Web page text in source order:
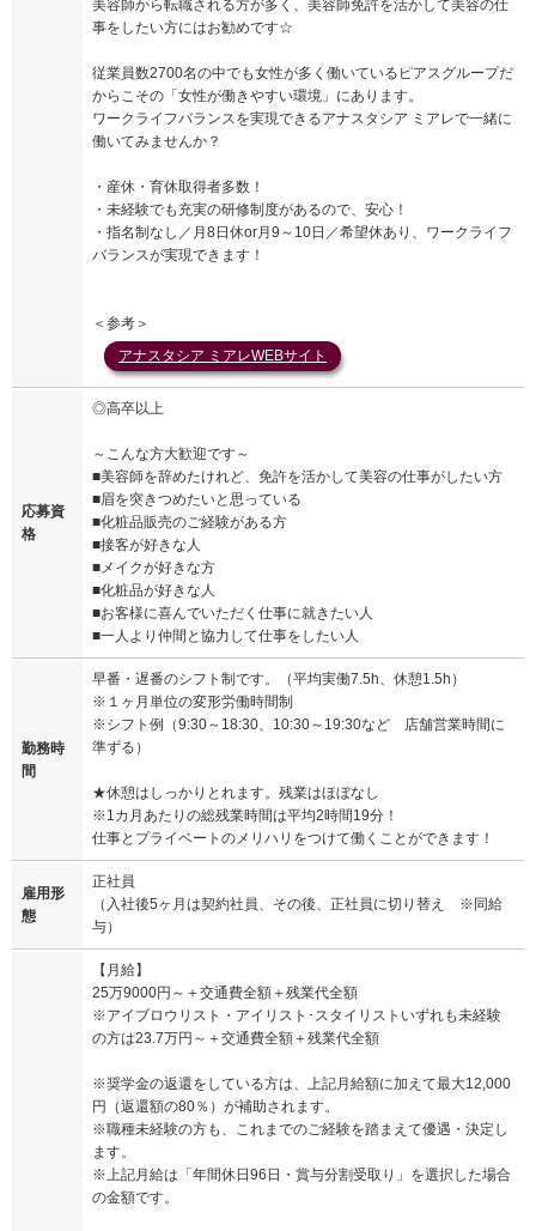
美容師から転職される方が多く、美容師免許を活かして美容の仕
事をしたい方にはお勧めです☆
従業員数2700名の中でも女性が多く働いているピアスグループだ
からこその「女性が働きやすい環境」にあります。
ワークライフバランスを実現できるアナスタシア ミアレで一緒に
働いてみませんか？
・産休・育休取得者多数！
・未経験でも充実の研修制度があるので、安心！
・指名制なし／月8日休or月9～10日／希望休あり、ワークライフ
バランスが実現できます！
＜参考＞
アナスタシア ミアレWEBサイト
応募資
格
◎高卒以上
～こんな方大歓迎です～
■美容師を辞めたけれど、免許を活かして美容の仕事がしたい方
■眉を突きつめたいと思っている
■化粧品販売のご経験がある方
■接客が好きな人
■メイクが好きな方
■化粧品が好きな人
■お客様に喜んでいただく仕事に就きたい人
■一人より仲間と協力して仕事をしたい人
勤務時
間
早番・遅番のシフト制です。（平均実働7.5h、休憩1.5h）
※１ヶ月単位の変形労働時間制
※シフト例（9:30～18:30、10:30～19:30など 店舗営業時間に
準ずる）
★休憩はしっかりとれます。残業はほぼなし
※1カ月あたりの総残業時間は平均2時間19分！
仕事とプライベートのメリハリをつけて働くことができます！
雇用形
態
正社員
（入社後5ヶ月は契約社員、その後、正社員に切り替え ※同給
与）
【月給】
25万9000円～＋交通費全額＋残業代全額
※アイブロウリスト・アイリスト･スタイリストいずれも未経験
の方は23.7万円～＋交通費全額＋残業代全額
※奨学金の返還をしている方は、上記月給額に加えて最大12,000
円（返還額の80％）が補助されます。
※職種未経験の方も、これまでのご経験を踏まえて優遇・決定し
ます。
※上記月給は「年間休日96日・賞与分割受取り」を選択した場合
の金額です。